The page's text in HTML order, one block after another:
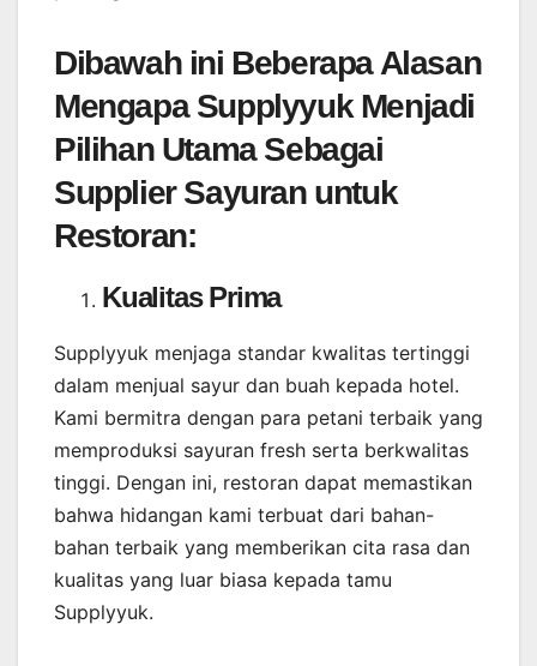
Dibawah ini Beberapa Alasan
Mengapa Supplyyuk Menjadi
Pilihan Utama Sebagai
Supplier Sayuran untuk
Restoran:
Kualitas Prima
Supplyyuk menjaga standar kwalitas tertinggi
dalam menjual sayur dan buah kepada hotel.
Kami bermitra dengan para petani terbaik yang
memproduksi sayuran fresh serta berkwalitas
tinggi. Dengan ini, restoran dapat memastikan
bahwa hidangan kami terbuat dari bahan-
bahan terbaik yang memberikan cita rasa dan
kualitas yang luar biasa kepada tamu
Supplyyuk.